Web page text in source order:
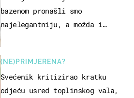
bazenom pronašli smo
najelegantniju, a možda i
(NE)PRIMJERENA?
Svećenik kritizirao kratku
odjeću usred toplinskog vala,